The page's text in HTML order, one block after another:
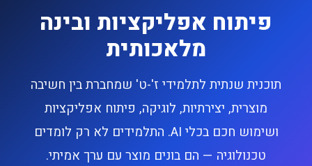
פיתוח אפליקציות ובינה
מלאכותית
תוכנית שנתית לתלמידי ז'-ט' שמחברת בין חשיבה
מוצרית, יצירתיות, לוגיקה, פיתוח אפליקציות
ושימוש חכם בכלי AI. התלמידים לא רק לומדים
טכנולוגיה — הם בונים מוצר עם ערך אמיתי.